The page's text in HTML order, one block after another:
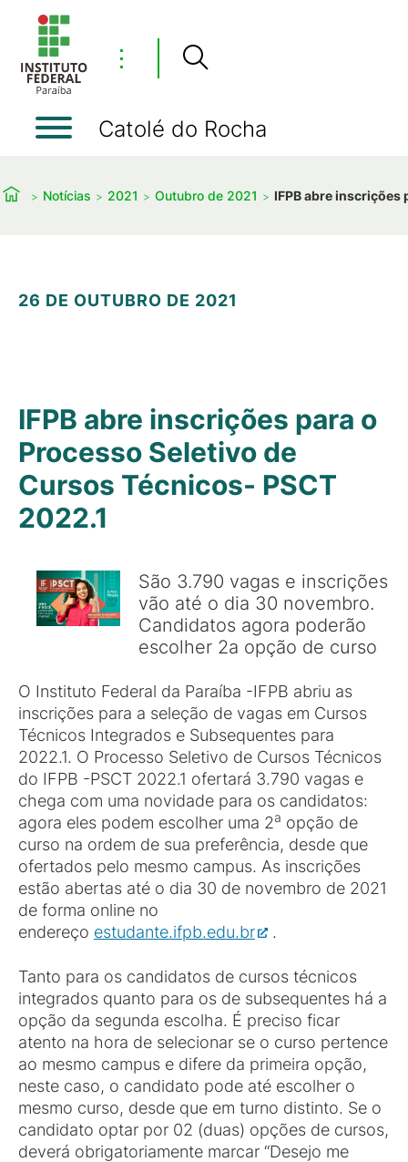
⋮
Catolé do Rocha
Notícias 2021 Outubro de 2021 IFPB abre inscrições
26 DE OUTUBRO DE 2021
IFPB abre inscrições para o
Processo Seletivo de
Cursos Técnicos- PSCT
2022.1
São 3.790 vagas e inscrições
vão até o dia 30 novembro.
Candidatos agora poderão
escolher 2a opção de curso
O Instituto Federal da Paraíba -IFPB abriu as
inscrições para a seleção de vagas em Cursos
Técnicos Integrados e Subsequentes para
2022.1. O Processo Seletivo de Cursos Técnicos
do IFPB -PSCT 2022.1 ofertará 3.790 vagas e
chega com uma novidade para os candidatos:
agora eles podem escolher uma 2a opção de
curso na ordem de sua preferência, desde que
ofertados pelo mesmo campus. As inscrições
estão abertas até o dia 30 de novembro de 2021
de forma online no
endereço estudante.ifpb.edu.br .
Tanto para os candidatos de cursos técnicos
integrados quanto para os de subsequentes há a
opção da segunda escolha. É preciso ficar
atento na hora de selecionar se o curso pertence
ao mesmo campus e difere da primeira opção,
neste caso, o candidato pode até escolher o
mesmo curso, desde que em turno distinto. Se o
candidato optar por 02 (duas) opções de cursos,
deverá obrigatoriamente marcar “Desejo me